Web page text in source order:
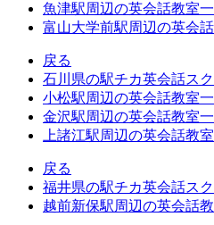
魚津駅周辺の英会話教室
富山大学前駅周辺の英会
戻る
石川県の駅チカ英会話ス
小松駅周辺の英会話教室
金沢駅周辺の英会話教室
上諸江駅周辺の英会話教
戻る
福井県の駅チカ英会話ス
越前新保駅周辺の英会話